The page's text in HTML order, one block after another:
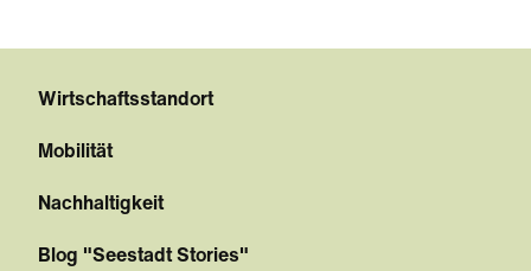
Wirtschaftsstandort
Mobilität
Nachhaltigkeit
Blog "Seestadt Stories"